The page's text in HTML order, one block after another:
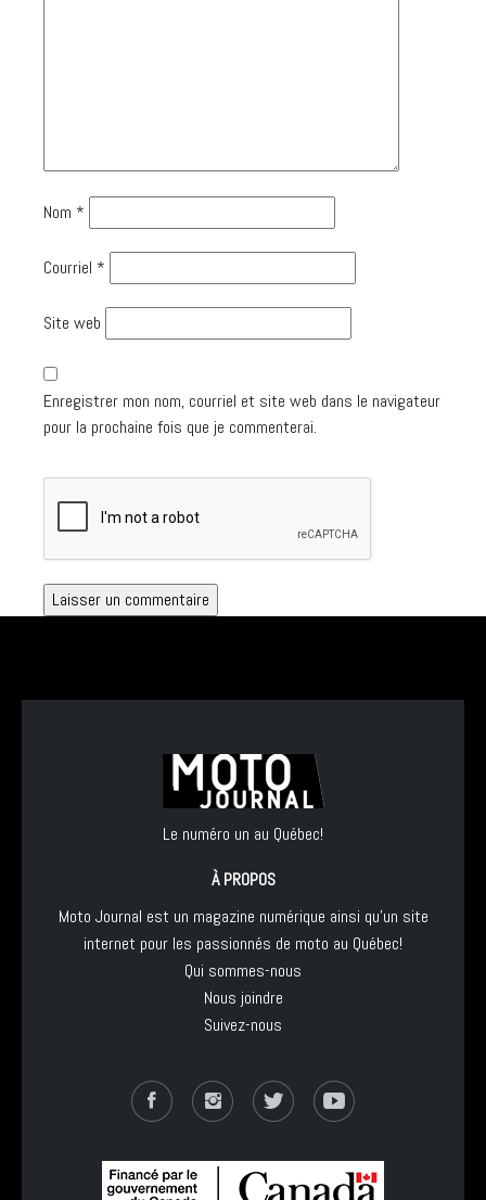
Nom *
Courriel *
Site web
Enregistrer mon nom, courriel et site web dans le navigateur
pour la prochaine fois que je commenterai.
Le numéro un au Québec!
À PROPOS
Moto Journal est un magazine numérique ainsi qu'un site
internet pour les passionnés de moto au Québec!
Qui sommes-nous
Nous joindre
Suivez-nous